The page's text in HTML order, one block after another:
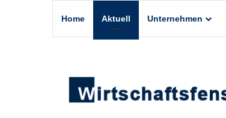
Home Aktuell Unternehmen